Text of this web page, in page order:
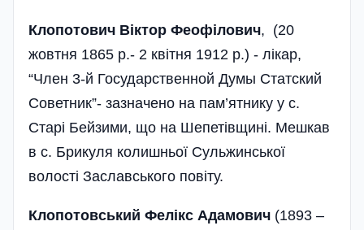
Клопотович Віктор Феофілович, (20
жовтня 1865 р.- 2 квітня 1912 р.) - лікар,
“Член 3-й Государственной Думы Статский
Советник”- зазначено на пам’ятнику у с.
Старі Бейзими, що на Шепетівщині. Мешкав
в с. Брикуля колишньої Сульжинської
волості Заславського повіту.
Клопотовський Фелікс Адамович (1893 –